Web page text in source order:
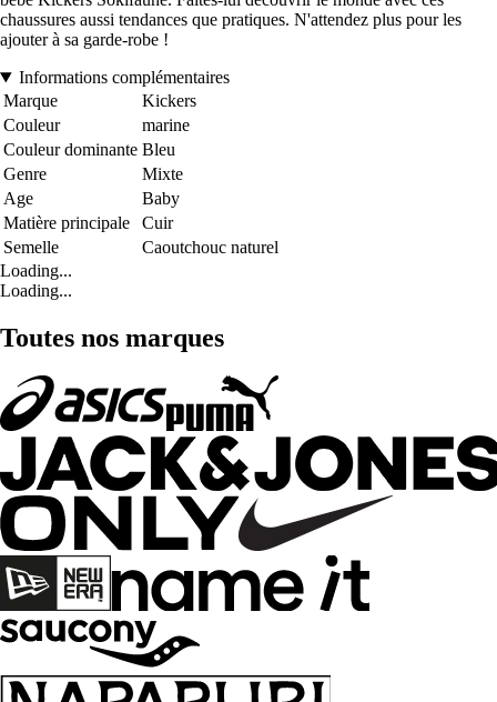
chaussures aussi tendances que pratiques. N'attendez plus pour les
ajouter à sa garde-robe !
Informations complémentaires
Marque
Kickers
Couleur
marine
Couleur dominante Bleu
Genre
Mixte
Age
Baby
Matière principale
Cuir
Semelle
Caoutchouc naturel
Loading...
Loading...
Toutes nos marques